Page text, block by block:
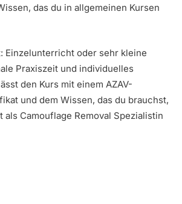
das du in allgemeinen Kursen
Einzelunterricht oder sehr kleine
Praxiszeit und individuelles
den Kurs mit einem AZAV-
und dem Wissen, das du brauchst,
als Camouflage Removal Spezialistin